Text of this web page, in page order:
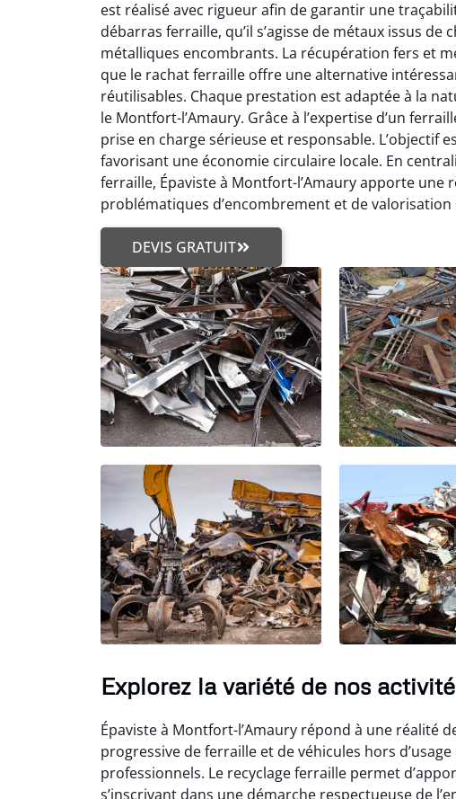
est réalisé avec rigueur afin de garantir une
débarras ferraille, qu’il s’agisse de métaux issus de
métalliques encombrants. La récupération fers et
que le rachat ferraille offre une alternative
réutilisables. Chaque prestation est adaptée à la
le Montfort-l’Amaury. Grâce à l’expertise d’un
prise en charge sérieuse et responsable. L’objectif
favorisant une économie circulaire locale. En
ferraille, Épaviste à Montfort-l’Amaury apporte une
problématiques d’encombrement et de
DEVIS GRATUIT
Explorez la variété de nos
Épaviste à Montfort-l’Amaury répond à une réalité
progressive de ferraille et de véhicules hors
professionnels. Le recyclage ferraille permet
s’inscrivant dans une démarche respectueuse de